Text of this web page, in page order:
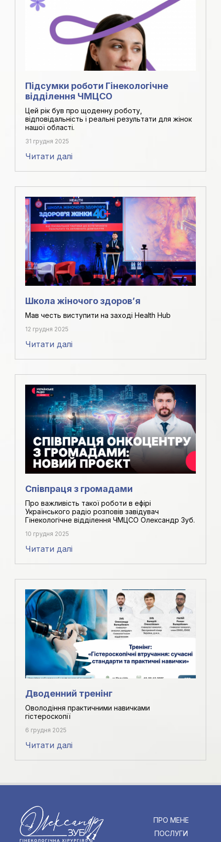
Підсумки роботи Гінекологічне
відділення ЧМЦСО
Цей рік був про щоденну роботу,
відповідальність і реальні результати для жінок
нашої області.
31 грудня 2025
Читати далі
Школа жіночого здоровʼя
Мав честь виступити на заході Health Hub
12 грудня 2025
Читати далі
Співпраця з громадами
Про важливість такої роботи в ефірі
Українського радіо розповів завідувач
Гінекологічне відділення ЧМЦСО Олександр Зуб.
10 грудня 2025
Читати далі
Дводенний тренінг
Оволодіння практичними навичками
гістероскопії
6 грудня 2025
Читати далі
ПРО МЕНЕ
ПОСЛУГИ